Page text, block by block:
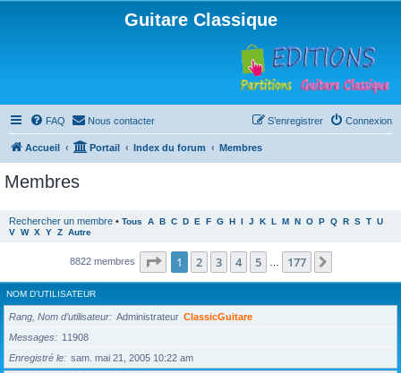
Guitare Classique
FAQ Nous contacter Connexion
S’enregistrer
Accueil Portail Index du forum Membres
Membres
Rechercher un membre • Tous A B C D E F G H I J K L M N O P Q R S T U
V W X Y Z Autre
8822 membres Page 1sur177
1 2 3 4 5 177
NOM D’UTILISATEUR
Rang, Nom d’utilisateur Administrateur ClassicGuitare
Messages
11908
Enregistré le
sam. mai 21, 2005 10:22 am